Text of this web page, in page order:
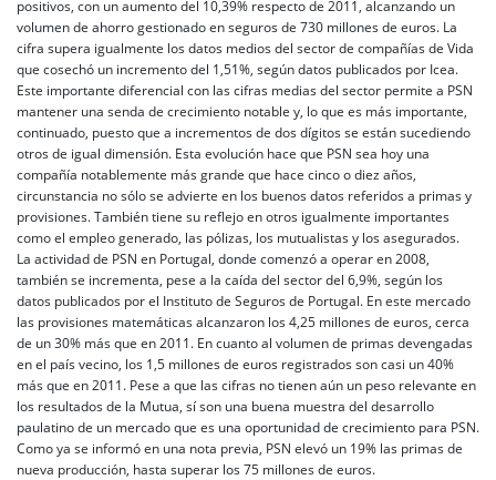
positivos, con un aumento del 10,39% respecto de 2011, alcanzando un
volumen de ahorro gestionado en seguros de 730 millones de euros. La
cifra supera igualmente los datos medios del sector de compañías de Vida
que cosechó un incremento del 1,51%, según datos publicados por Icea.
Este importante diferencial con las cifras medias del sector permite a PSN
mantener una senda de crecimiento notable y, lo que es más importante,
continuado, puesto que a incrementos de dos dígitos se están sucediendo
otros de igual dimensión. Esta evolución hace que PSN sea hoy una
compañía notablemente más grande que hace cinco o diez años,
circunstancia no sólo se advierte en los buenos datos referidos a primas y
provisiones. También tiene su reflejo en otros igualmente importantes
como el empleo generado, las pólizas, los mutualistas y los asegurados.
La actividad de PSN en Portugal, donde comenzó a operar en 2008,
también se incrementa, pese a la caída del sector del 6,9%, según los
datos publicados por el Instituto de Seguros de Portugal. En este mercado
las provisiones matemáticas alcanzaron los 4,25 millones de euros, cerca
de un 30% más que en 2011. En cuanto al volumen de primas devengadas
en el país vecino, los 1,5 millones de euros registrados son casi un 40%
más que en 2011. Pese a que las cifras no tienen aún un peso relevante en
los resultados de la Mutua, sí son una buena muestra del desarrollo
paulatino de un mercado que es una oportunidad de crecimiento para PSN.
Como ya se informó en una nota previa, PSN elevó un 19% las primas de
nueva producción, hasta superar los 75 millones de euros.